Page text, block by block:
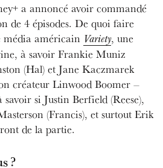
a annoncé avoir commandé
de 4 épisodes. De quoi faire
média américain Variety, une
à savoir Frankie Muniz
(Hal) et Jane Kaczmarek
créateur Linwood Boomer –
si Justin Berfield (Reese),
(Francis), et surtout Erik
de la partie.
?